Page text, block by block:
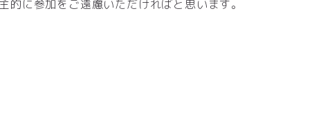
的に参加をご遠慮いただければと思います。